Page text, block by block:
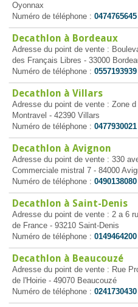
Oyonnax
Numéro de téléphone : 0474765645
Decathlon à Bordeaux
Adresse du point de vente :
des Français Libres - 33000
Numéro de téléphone : 0557193939
Decathlon à Villars
Adresse du point de vente : Zone
Montravel - 42390 Villars
Numéro de téléphone : 0477930021
Decathlon à Avignon
Adresse du point de vente : 330
Commerciale mistral 7 - 84000
Numéro de téléphone : 0490138080
Decathlon à Saint-Denis
Adresse du point de vente : 2 a 6
de France - 93210 Saint-Denis
Numéro de téléphone : 0149464200
Decathlon à Beaucouzé
Adresse du point de vente : Rue
de l'Hoirie - 49070 Beaucouzé
Numéro de téléphone : 0241730430